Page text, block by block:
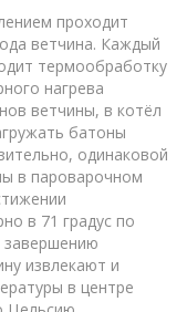
проходит
ветчина. Каждый
термообработку
нагрева
ветчины, в котёл
батоны
одинаковой
в пароварочном
в 71 градус по
завершению
извлекают и
в центре